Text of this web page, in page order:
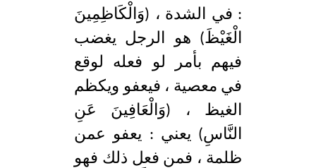
: في الشدة ، (وَالْكَاظِمِينَ
الْغَيْظَ) هو الرجل يغضب
فيهم بأمر لو فعله لوقع
في معصية ، فيعفو ويكظم
الغيظ ، (وَالْعَافِينَ عَنِ
النَّاسِ) يعني : يعفو عمن
ظلمة ، فمن فعل ذلك فهو